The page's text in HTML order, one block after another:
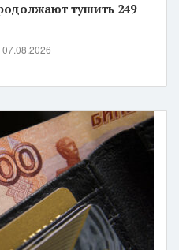
тушить 249
07.08.2026